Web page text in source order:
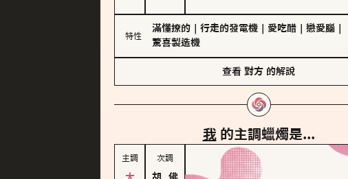
特性
滿懂撩的 行走的發電機 愛吃醋 戀愛腦
驚喜製造機
查看 對方 的解說
我 的主調蠟燭是...
主調 次調